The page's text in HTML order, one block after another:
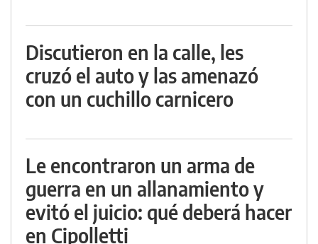
Discutieron en la calle, les
cruzó el auto y las amenazó
con un cuchillo carnicero
Le encontraron un arma de
guerra en un allanamiento y
evitó el juicio: qué deberá hacer
en Cipolletti